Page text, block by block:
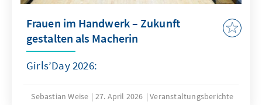
Frauen im Handwerk – Zukunft
gestalten als Macherin
Girls’Day 2026:
Sebastian Weise 27. April 2026 Veranstaltungsberichte